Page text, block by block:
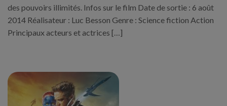
des pouvoirs illimités. Infos sur le film Date de sortie : 6 août
2014 Réalisateur : Luc Besson Genre : Science fiction Action
Principaux acteurs et actrices […]